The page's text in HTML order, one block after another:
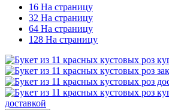
16 На страницу
32 На страницу
64 На страницу
128 На страницу